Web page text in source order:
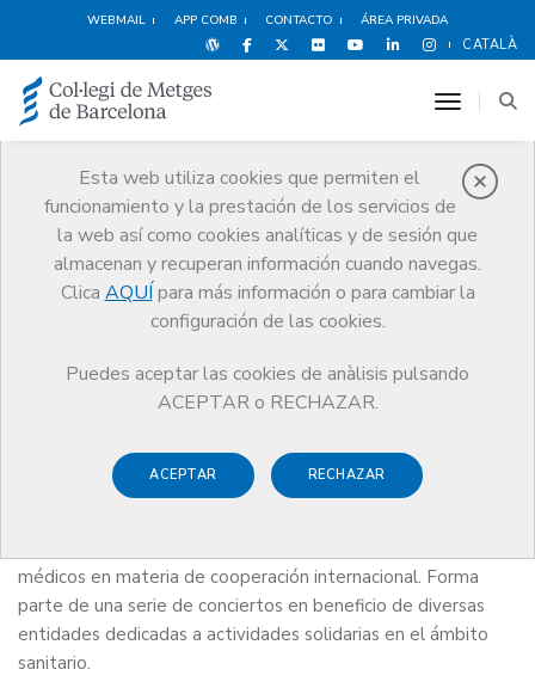
WEBMAIL APP COMB CONTACTO ÁREA PRIVADA
CATALÀ
Esta web utiliza cookies que permiten el
funcionamiento y la prestación de los servicios de
la web así como cookies analíticas y de sesión que
almacenan y recuperan información cuando navegas.
Clica AQUÍ para más información o para cambiar la
configuración de las cookies.
Puedes aceptar las cookies de anàlisis pulsando
ACEPTAR o RECHAZAR.
ACEPTAR RECHAZAR
toggle
Agenda
Comunicación Concierto “Beethoven Solidario”
Concierto “Beethoven
Concierto destinado a recaudar fondos para las becas dr.
médicos en materia de cooperación internacional. Forma
parte de una serie de conciertos en beneficio de diversas
entidades dedicadas a actividades solidarias en el ámbito
sanitario.